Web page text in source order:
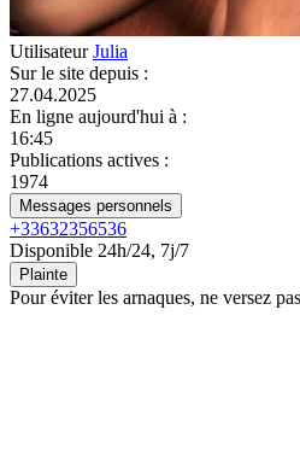
UtilisateurJulia
Sur le site depuis :
27.04.2025
En ligne aujourd'hui à :
16:45
Publications actives :
1974
Messages personnels
+33632356536
Disponible 24h/24, 7j/7
Plainte
Pour éviter les arnaques, ne versez